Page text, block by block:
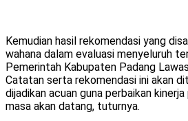
Kemudian hasil rekomendasi yang
wahana dalam evaluasi menyeluruh
Pemerintah Kabupaten Padang
Catatan serta rekomendasi ini akan
dijadikan acuan guna perbaikan
masa akan datang, tuturnya.